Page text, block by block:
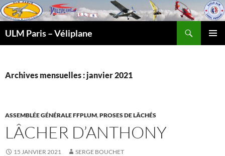
ULM Paris – Véliplane
Archives mensuelles : janvier 2021
ASSEMBLÉE GÉNÉRALE FFPLUM,PROSES DE LÂCHÉS
LÂCHER D’ANTHONY
15 JANVIER 2021 SERGE BOUCHET